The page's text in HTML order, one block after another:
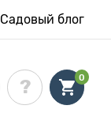
Садовый блог
0